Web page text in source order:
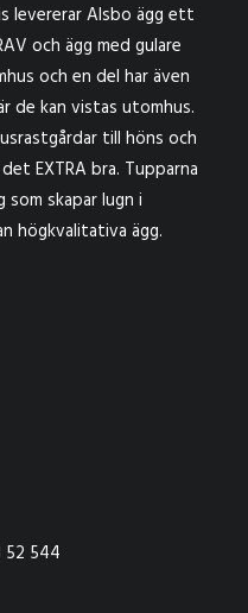
levererar Alsbo ägg ett
och ägg med gulare
och en del har även
de kan vistas utomhus.
till höns och
EXTRA bra. Tupparna
skapar lugn i
högkvalitativa ägg.
52 544